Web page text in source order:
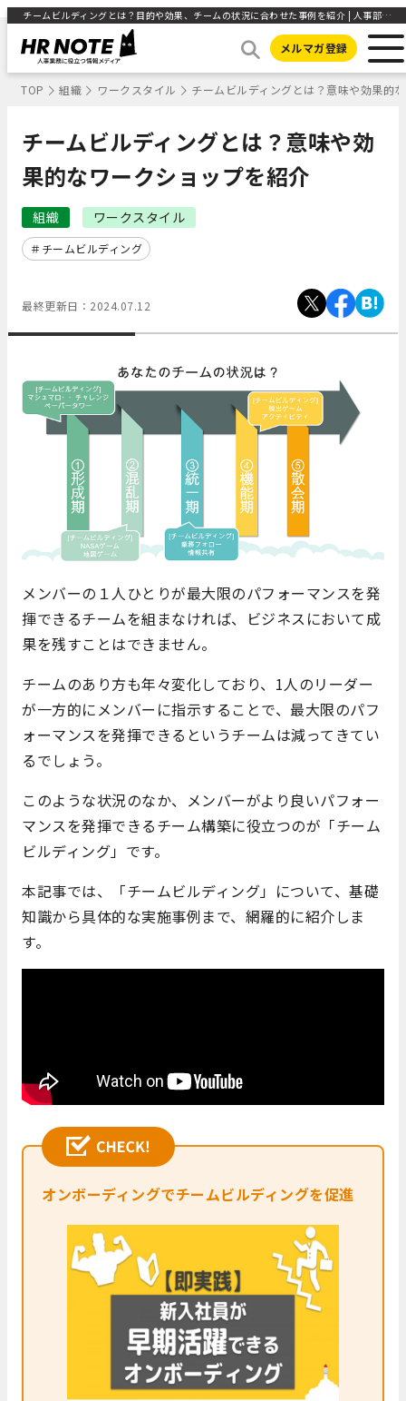
チームビルディングとは？目的や効果、チームの状況に合わせた事例を紹介 | 人事部から企業成長を応援するメディアHR NOTE
メルマガ登録
TOP 組織 ワークスタイル チームビルディングとは？意味や効果的
チームビルディングとは？意味や効
果的なワークショップを紹介
組織 ワークスタイル
チームビルディング
最終更新日： 2024.07.12
メンバーの１人ひとりが最大限のパフォーマンスを発
揮できるチームを組まなければ、ビジネスにおいて成
果を残すことはできません。
チームのあり方も年々変化しており、1人のリーダー
が一方的にメンバーに指示することで、最大限のパフ
ォーマンスを発揮できるというチームは減ってきてい
るでしょう。
このような状況のなか、メンバーがより良いパフォー
マンスを発揮できるチーム構築に役立つのが「チーム
ビルディング」です。
本記事では、「チームビルディング」について、基礎
知識から具体的な実施事例まで、網羅的に紹介しま
す。
オンボーディングでチームビルディングを促進